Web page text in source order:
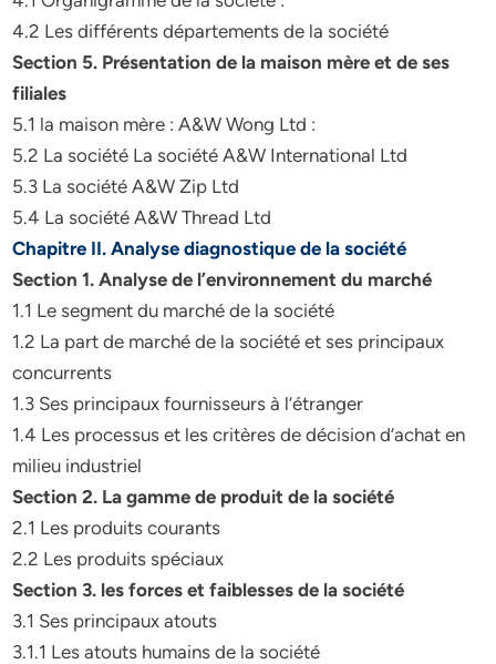
4.2 Les différents départements de la société
Section 5. Présentation de la maison mère et de ses
filiales
5.1 la maison mère : A&W Wong Ltd :
5.2 La société La société A&W International Ltd
5.3 La société A&W Zip Ltd
5.4 La société A&W Thread Ltd
Chapitre II. Analyse diagnostique de la société
Section 1. Analyse de l’environnement du marché
1.1 Le segment du marché de la société
1.2 La part de marché de la société et ses principaux
concurrents
1.3 Ses principaux fournisseurs à l’étranger
1.4 Les processus et les critères de décision d’achat en
milieu industriel
Section 2. La gamme de produit de la société
2.1 Les produits courants
2.2 Les produits spéciaux
Section 3. les forces et faiblesses de la société
3.1 Ses principaux atouts
3.1.1 Les atouts humains de la société